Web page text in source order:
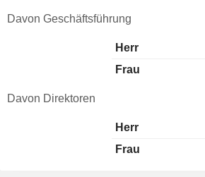
Davon Geschäftsführung
Herr
Frau
Davon Direktoren
Herr
Frau